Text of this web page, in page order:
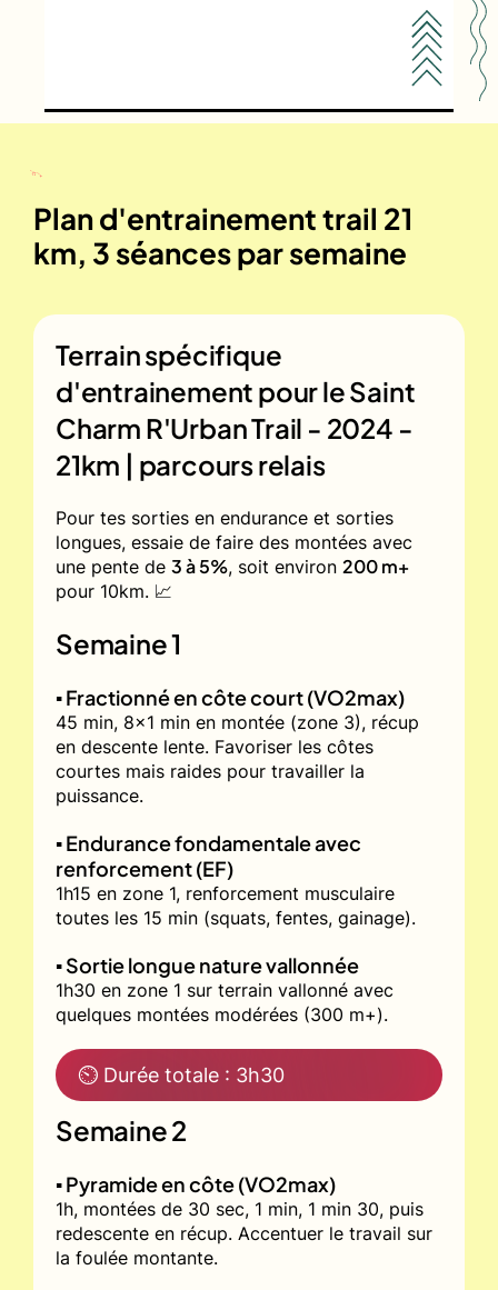
Plan d'entrainement trail 21
km, 3 séances par semaine
Terrain spécifique
d'entrainement pour leSaint
Charm R'Urban Trail - 2024 -
21km | parcours relais
Pour tes sorties en endurance et sorties
longues, essaie de faire des montées avec
une pente de 3 à 5%, soit environ 200 m+
pour 10km. 📈
Semaine 1
▪️ Fractionné en côte court (VO2max)
45 min, 8x1 min en montée (zone 3), récup
en descente lente. Favoriser les côtes
courtes mais raides pour travailler la
puissance.
▪️ Endurance fondamentale avec
renforcement (EF)
1h15 en zone 1, renforcement musculaire
toutes les 15 min (squats, fentes, gainage).
▪️ Sortie longue nature vallonnée
1h30 en zone 1 sur terrain vallonné avec
quelques montées modérées (300 m+).
⏲ Durée totale : 3h30
Semaine 2
▪️ Pyramide en côte (VO2max)
1h, montées de 30 sec, 1 min, 1 min 30, puis
redescente en récup. Accentuer le travail sur
la foulée montante.